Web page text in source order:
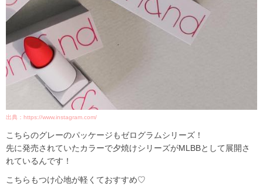
出典：https://www.instagram.com/
こちらのグレーのパッケージもゼログラムシリーズ！
先に発売されていたカラーで夕焼けシリーズがMLBBとして展開さ
れているんです！
こちらもつけ心地が軽くておすすめ♡